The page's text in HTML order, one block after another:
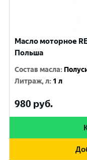
Масло моторное
Польша
Состав масла:
Литраж, л: 1 л
980 руб.